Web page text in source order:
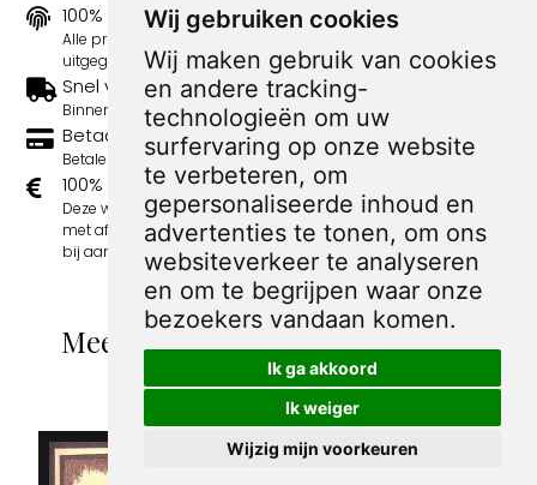
Wij gebruiken cookies
Wij maken gebruik van cookies
en andere tracking-
technologieën om uw
surfervaring op onze website
te verbeteren, om
gepersonaliseerde inhoud en
advertenties te tonen, om ons
websiteverkeer te analyseren
en om te begrijpen waar onze
bezoekers vandaan komen.
Ik ga akkoord
Ik weiger
Wijzig mijn voorkeuren
100% origineel
Alle prints zijn 100% origineel in de jaren 1910-1920
uitgegeven.
Snel verzonden
Binnen 3 werkdagen wordt je print verstuurd.
Betaal veilig en eenvoudig
Betalen kan met iDeal, Credit Card en Paypal.
100% sociaal
Deze webshop wordt volledig gerund door jongens
met afstand tot de arbeidsmarkt. Je bestelling draagt
bij aan hun welzijn en toekomstplannen!
Meer spotprenten van Stanislaw
Dobrzynski